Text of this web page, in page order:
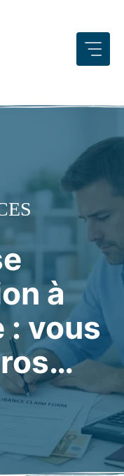
à
: vous